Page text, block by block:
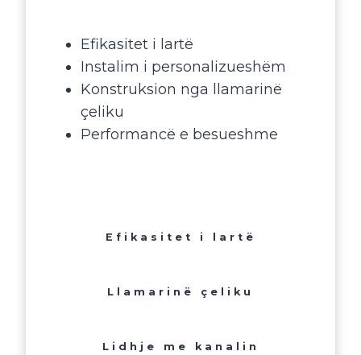
Efikasitet i lartë
Instalim i personalizueshëm
Konstruksion nga llamarinë
çeliku
Performancë e besueshme
Efikasitet i lartë
Llamarinë çeliku
Lidhje me kanalin